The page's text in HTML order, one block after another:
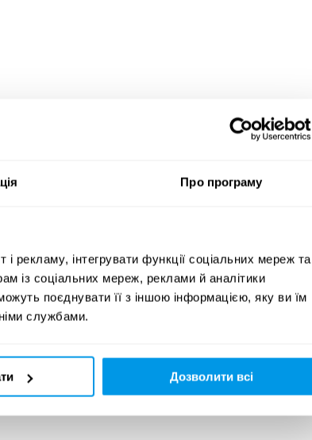
Про програму
рекламу, інтегрувати функції соціальних мереж та
із соціальних мереж, реклами й аналітики
поєднувати її з іншою інформацією, яку ви їм
службами.
Дозволити всі